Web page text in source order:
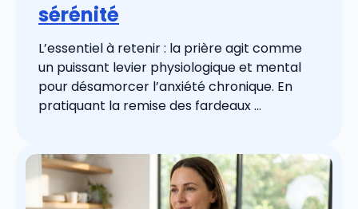
sérénité
L’essentiel à retenir : la prière agit comme
un puissant levier physiologique et mental
pour désamorcer l’anxiété chronique. En
pratiquant la remise des fardeaux ...